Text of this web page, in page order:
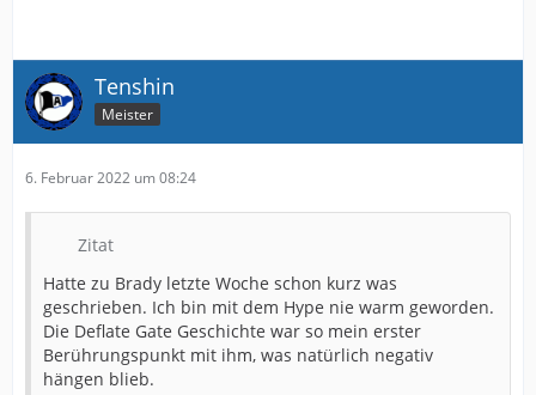
Tenshin
Meister
6. Februar 2022 um 08:24
Zitat
Hatte zu Brady letzte Woche schon kurz was
geschrieben. Ich bin mit dem Hype nie warm geworden.
Die Deflate Gate Geschichte war so mein erster
Berührungspunkt mit ihm, was natürlich negativ
hängen blieb.